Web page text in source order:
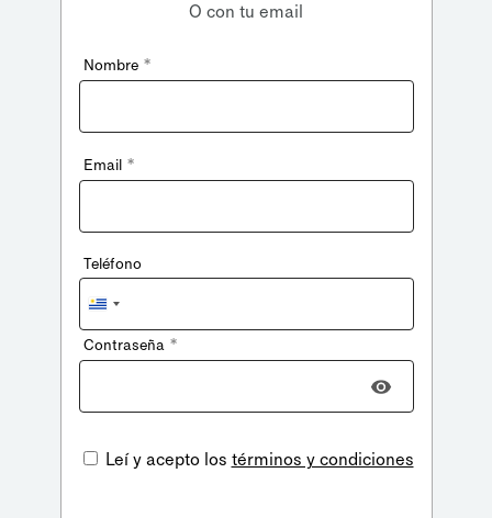
O con tu email
Nombre *
Email *
Teléfono
Uruguay
+598
Contraseña *
Leí y acepto los términos y condiciones